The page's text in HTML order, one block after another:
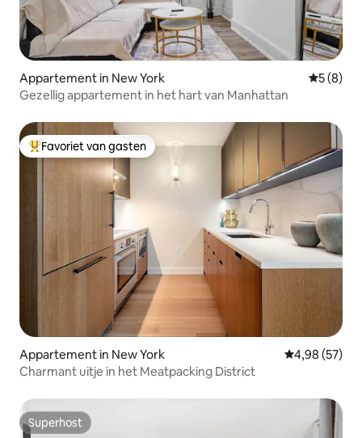
Appartement in New York
5 (8)
Gezellig appartement in het hart van Manhattan
Topfavoriet van gasten
Favoriet van gasten
Appartement in New York Gemiddelde
4,98 (57)
Charmant uitje in het Meatpacking District
Superhost
Superhost